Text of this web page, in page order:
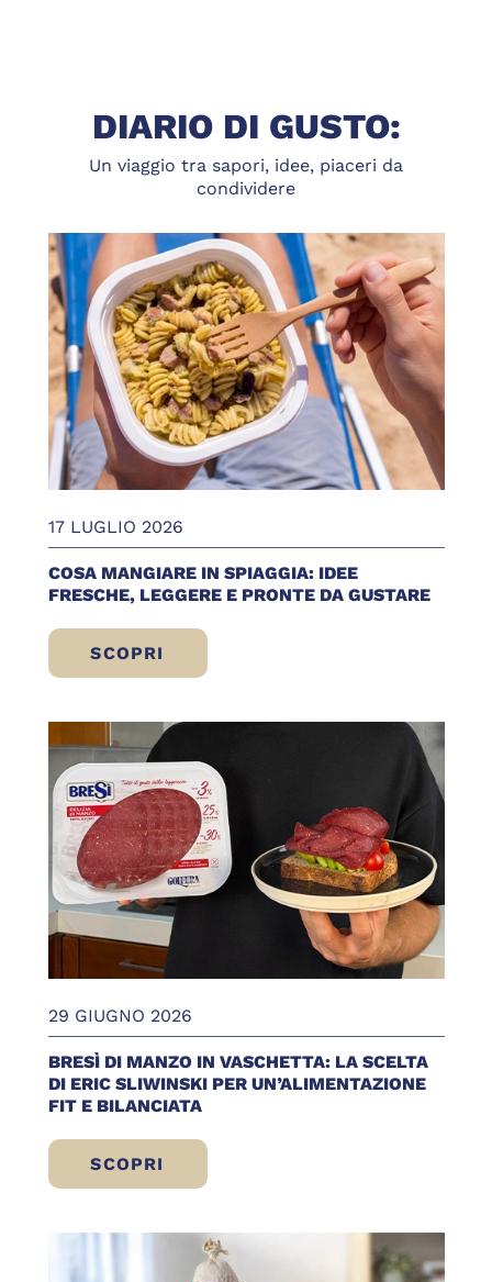
DIARIO DI GUSTO:
Un viaggio tra sapori, idee, piaceri da
condividere
17 LUGLIO 2026
COSA MANGIARE IN SPIAGGIA: IDEE
FRESCHE, LEGGERE E PRONTE DA GUSTARE
SCOPRI
COSA MANGIARE IN SPIAGGIA: IDEE
29 GIUGNO 2026
BRESÌ DI MANZO IN VASCHETTA: LA SCELTA
DI ERIC SLIWINSKI PER UN’ALIMENTAZIONE
FIT E BILANCIATA
SCOPRI
BRESÌ DI MANZO IN VASCHETTA: LA